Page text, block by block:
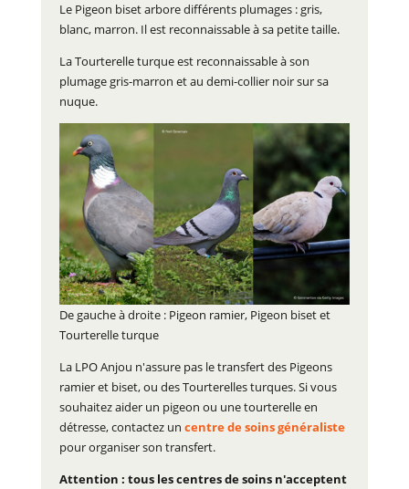
Le Pigeon biset arbore différents plumages : gris,
blanc, marron. Il est reconnaissable à sa petite taille.
La Tourterelle turque est reconnaissable à son
plumage gris-marron et au demi-collier noir sur sa
nuque.
De gauche à droite : Pigeon ramier, Pigeon biset et
Tourterelle turque
La LPO Anjou n'assure pas le transfert des Pigeons
ramier et biset, ou des Tourterelles turques. Si vous
souhaitez aider un pigeon ou une tourterelle en
détresse, contactez un centre de soins généraliste
pour organiser son transfert.
Attention : tous les centres de soins n'acceptent